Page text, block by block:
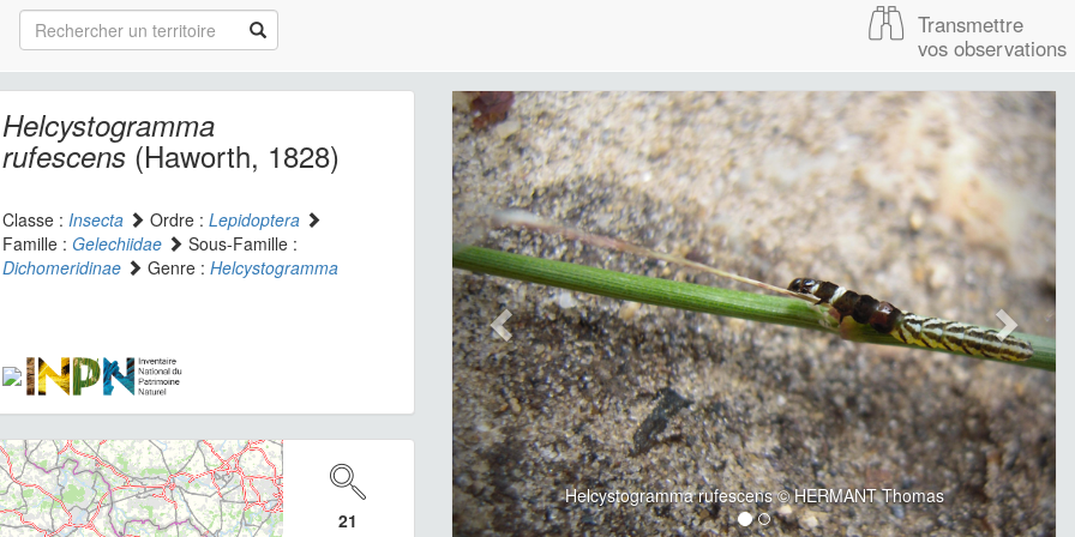
Transmettre
vos observations
Helcystogramma
rufescens(Haworth, 1828)
Classe : Insecta Ordre : Lepidoptera
Famille : Gelechiidae
Sous-Famille :
Dichomeridinae
Genre : Helcystogramma
21
Helcystogramma rufescens © HERMANT Thomas